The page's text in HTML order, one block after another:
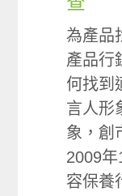
為產品
產品行
何找到
言人形
象，創
2009
容保養